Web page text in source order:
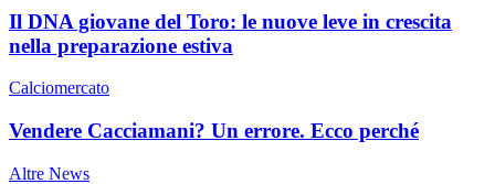
Il DNA giovane del Toro: le nuove leve in crescita
nella preparazione estiva
Calciomercato
Vendere Cacciamani? Un errore. Ecco perché
Altre News